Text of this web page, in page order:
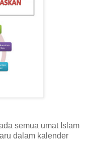
semua umat Islam
dalam kalender